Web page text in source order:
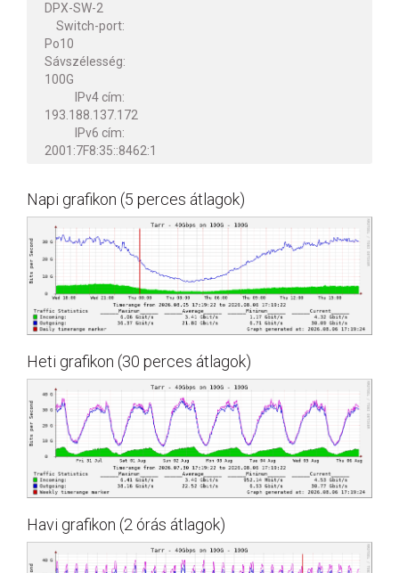
DPX-SW-2
Switch-port:
Po10
Sávszélesség:
100G
IPv4 cím:
193.188.137.172
IPv6 cím:
2001:7F8:35::8462:1
Napi grafikon (5 perces átlagok)
Heti grafikon (30 perces átlagok)
Havi grafikon (2 órás átlagok)